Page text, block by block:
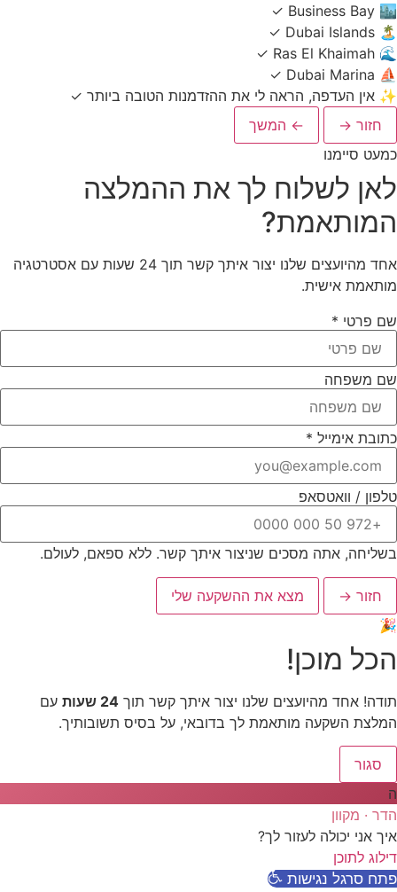
🏙️
Business Bay
✓
🏝️
Dubai Islands
✓
🌊
Ras El Khaimah
✓
⛵
Dubai Marina
✓
✨ אין העדפה, הראה לי את ההזדמנות הטובה ביותר ✓
חזור →
← המשך
כמעט סיימנו
לאן לשלוח לך את ההמלצה
המותאמת?
אחד מהיועצים שלנו יצור איתך קשר תוך 24 שעות עם אסטרטגיה
מותאמת אישית.
שם פרטי *
שם משפחה
כתובת אימייל *
טלפון / וואטסאפ
בשליחה, אתה מסכים שניצור איתך קשר. ללא ספאם, לעולם.
חזור →
מצא את ההשקעה שלי
🎉
הכל מוכן!
תודה! אחד מהיועצים שלנו יצור איתך קשר תוך 24 שעות
עם
המלצת השקעה מותאמת לך בדובאי, על בסיס תשובותיך.
סגור
ה
הדר · מקוון
איך אני יכולה לעזור לך?
דילוג לתוכן
פתח סרגל נגישות